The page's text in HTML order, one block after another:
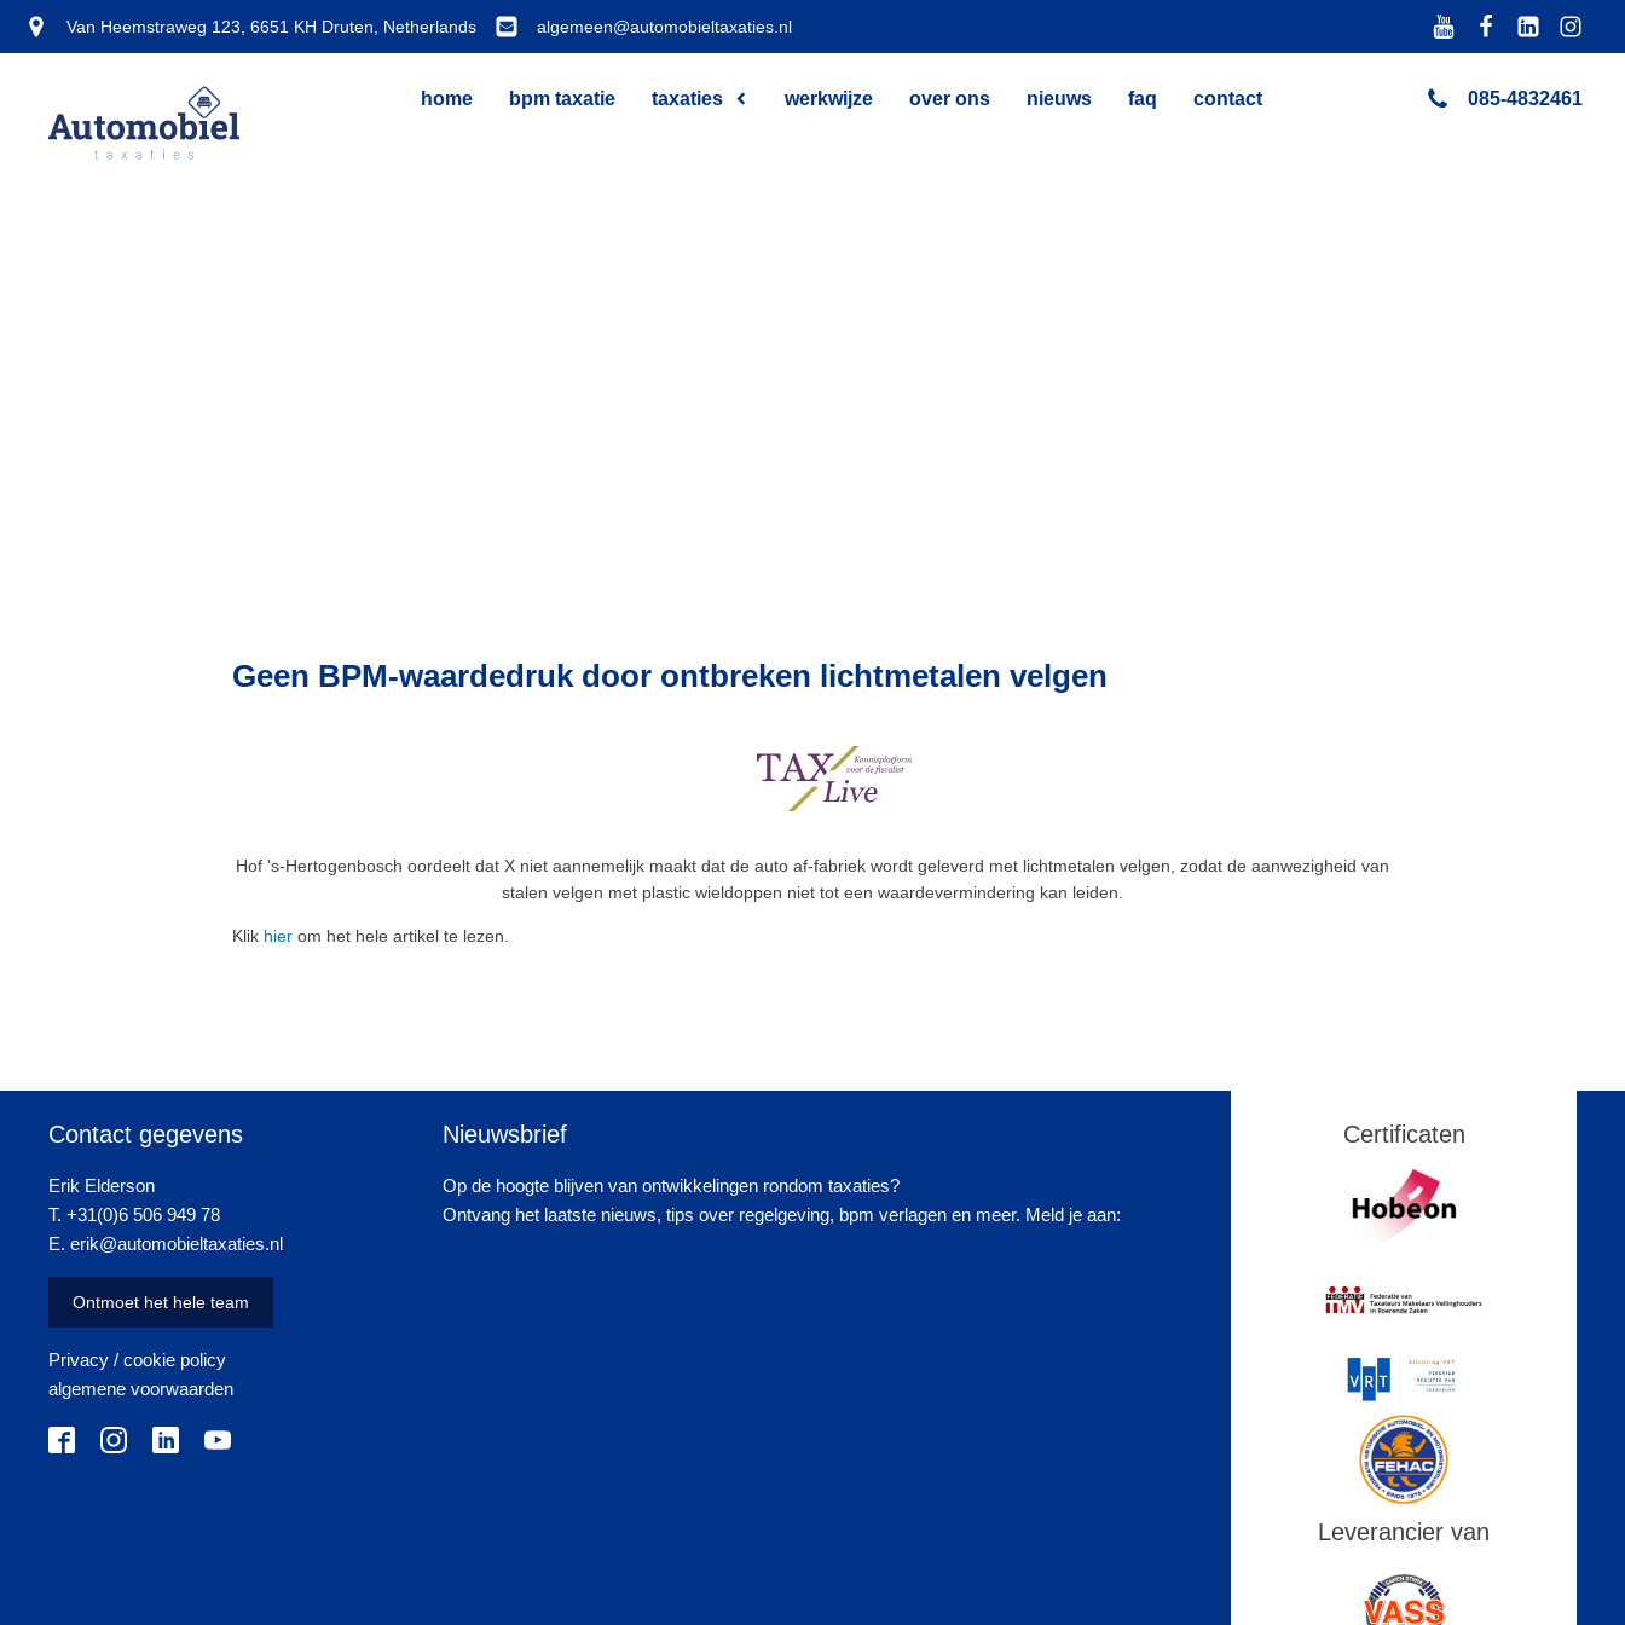
Van Heemstraweg 123, 6651 KH Druten, Netherlands algemeen@automobieltaxaties.nl
home bpm taxatie taxaties werkwijze over ons nieuws faq contact 085-4832461
Geen BPM-waardedruk door ontbreken lichtmetalen velgen
Hof 's-Hertogenbosch oordeelt dat X niet aannemelijk maakt dat de auto af-fabriek wordt geleverd met lichtmetalen velgen, zodat de aanwezigheid van
stalen velgen met plastic wieldoppen niet tot een waardevermindering kan leiden.
Klik hier om het hele artikel te lezen.
Contact gegevens
Erik Elderson
T. +31(0)6 506 949 78
E. erik@automobieltaxaties.nl
Ontmoet het hele team
Privacy / cookie policy
algemene voorwaarden
Nieuwsbrief
Op de hoogte blijven van ontwikkelingen rondom taxaties?
Ontvang het laatste nieuws, tips over regelgeving, bpm verlagen en meer. Meld je aan:
Certificaten
Leverancier van